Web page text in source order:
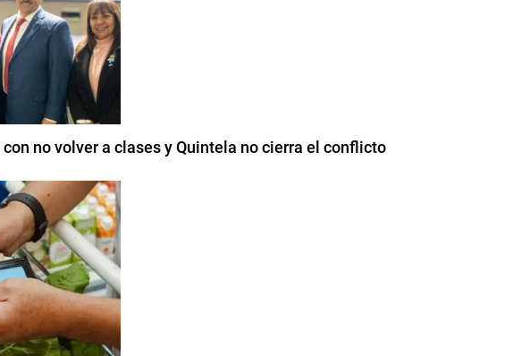
no volver a clases y Quintela no cierra el conflicto